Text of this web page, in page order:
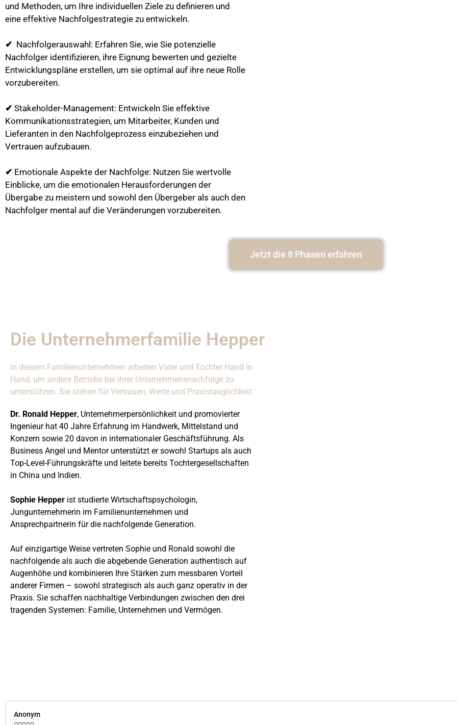
und Methoden, um Ihre individuellen Ziele zu definieren und
eine effektive Nachfolgestrategie zu entwickeln.
✔ Nachfolgerauswahl: Erfahren Sie, wie Sie potenzielle
Nachfolger identifizieren, ihre Eignung bewerten und gezielte
Entwicklungspläne erstellen, um sie optimal auf ihre neue Rolle
vorzubereiten.
✔ Stakeholder-Management: Entwickeln Sie effektive
Kommunikationsstrategien, um Mitarbeiter, Kunden und
Lieferanten in den Nachfolgeprozess einzubeziehen und
Vertrauen aufzubauen.
✔ Emotionale Aspekte der Nachfolge: Nutzen Sie wertvolle
Einblicke, um die emotionalen Herausforderungen der
Übergabe zu meistern und sowohl den Übergeber als auch den
Nachfolger mental auf die Veränderungen vorzubereiten.
Jetzt die 8 Phasen erfahren
Die Unternehmerfamilie Hepper
In diesem Familienunternehmen arbeiten Vater und Tochter Hand in
Hand, um andere Betriebe bei ihrer Unternehmensnachfolge zu
unterstützen. Sie stehen für Vertrauen, Werte und Praxistauglichkeit.
Dr. Ronald Hepper, Unternehmerpersönlichkeit und promovierter
Ingenieur hat 40 Jahre Erfahrung im Handwerk, Mittelstand und
Konzern sowie 20 davon in internationaler Geschäftsführung. Als
Business Angel und Mentor unterstützt er sowohl Startups als auch
Top-Level-Führungskräfte und leitete bereits Tochtergesellschaften
in China und Indien.
Sophie Hepper ist studierte Wirtschaftspsychologin,
Jungunternehmerin im Familienunternehmen und
Ansprechpartnerin für die nachfolgende Generation.
Auf einzigartige Weise vertreten Sophie und Ronald sowohl die
nachfolgende als auch die abgebende Generation authentisch auf
Augenhöhe und kombinieren Ihre Stärken zum messbaren Vorteil
anderer Firmen – sowohl strategisch als auch ganz operativ in der
Praxis. Sie schaffen nachhaltige Verbindungen zwischen den drei
tragenden Systemen: Familie, Unternehmen und Vermögen.
Anonym